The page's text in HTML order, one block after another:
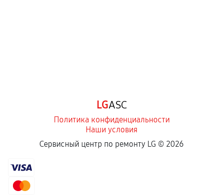
LGASC
Политика конфиденциальности
Наши условия
Сервисный центр по ремонту LG © 2026